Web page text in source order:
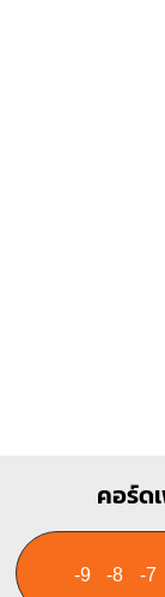
คอร์ด
-9 -8 -7